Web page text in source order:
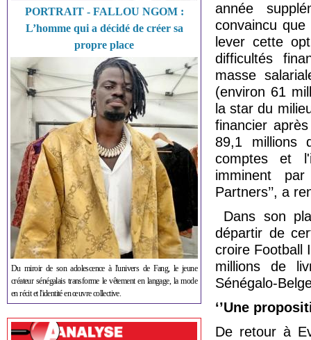
PORTRAIT - FALLOU NGOM :
L’homme qui a décidé de créer sa
propre place
Du miroir de son adolescence à l'univers de Fang, le jeune
créateur sénégalais transforme le vêtement en langage, la mode
en récit et l'identité en œuvre collective.
année
convaincu
lever cette
difficultés
masse
(environ 61
la star du
financier
89,1 millions
comptes et
imminent
Partners’’, a
Dans son
départir de
croire Football
millions de
Sénégalo-
‘’Une
De retour à